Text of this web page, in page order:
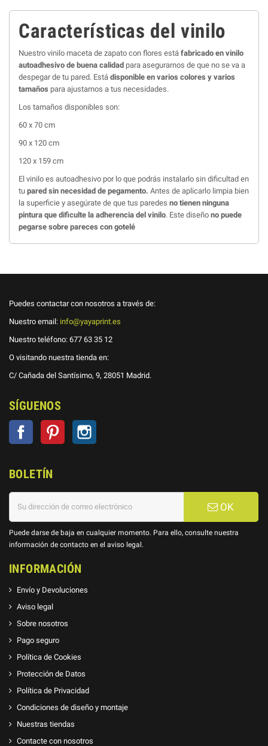
Características del vinilo
Nuestro vinilo maceta de zapato con flores está fabricado en vinilo
autoadhesivo de buena calidad para asegurarnos de que no se va a
despegar de tu pared. Está disponible en varios colores y varios
tamaños para ajustarnos a tus necesidades.
Los tamaños disponibles son:
60 x 70 cm
90 x 120 cm
120 x 159 cm
El vinilo es autoadhesivo por lo que podrás instalarlo sin dificultad en
tu pared sin necesidad de pegamento. Antes de aplicarlo limpia bien
la superficie y asegúrate de que tus paredes no tienen ninguna
pintura que dificulte la adherencia del vinilo. Este diseño no puede
pegarse sobre pareces con gotelé
Puedes contactar con nosotros a través de:
Nuestro email: info@yayaprint.es
Nuestro teléfono: 677 63 35 12
O visitando nuestra tienda en:
C/ Cañada del Santísimo, 9, 28051 Madrid.
SÍGUENOS
Facebook Pinterest
BOLETÍN
OK
Puede darse de baja en cualquier momento. Para ello, consulte nuestra
información de contacto en el aviso legal.
INFORMACIÓN
Envío y Devoluciones
Aviso legal
Sobre nosotros
Pago seguro
Política de Cookies
Protección de Datos
Política de Privacidad
Condiciones de diseño y montaje
Nuestras tiendas
Contacte con nosotros